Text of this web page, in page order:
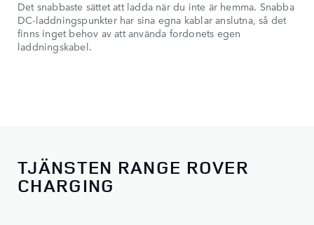
Det snabbaste sättet att ladda när du inte är hemma. Snabba
DC-laddningspunkter har sina egna kablar anslutna, så det
finns inget behov av att använda fordonets egen
laddningskabel.
TJÄNSTEN RANGE ROVER
CHARGING